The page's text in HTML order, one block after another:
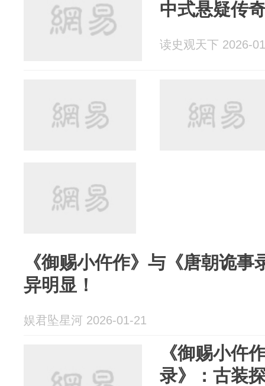
中式悬疑传
读史观天下 2026-
《御赐小仵作》与《唐朝诡
异明显！
娱君坠星河 2026-01-21
《御赐小仵
录》：古装